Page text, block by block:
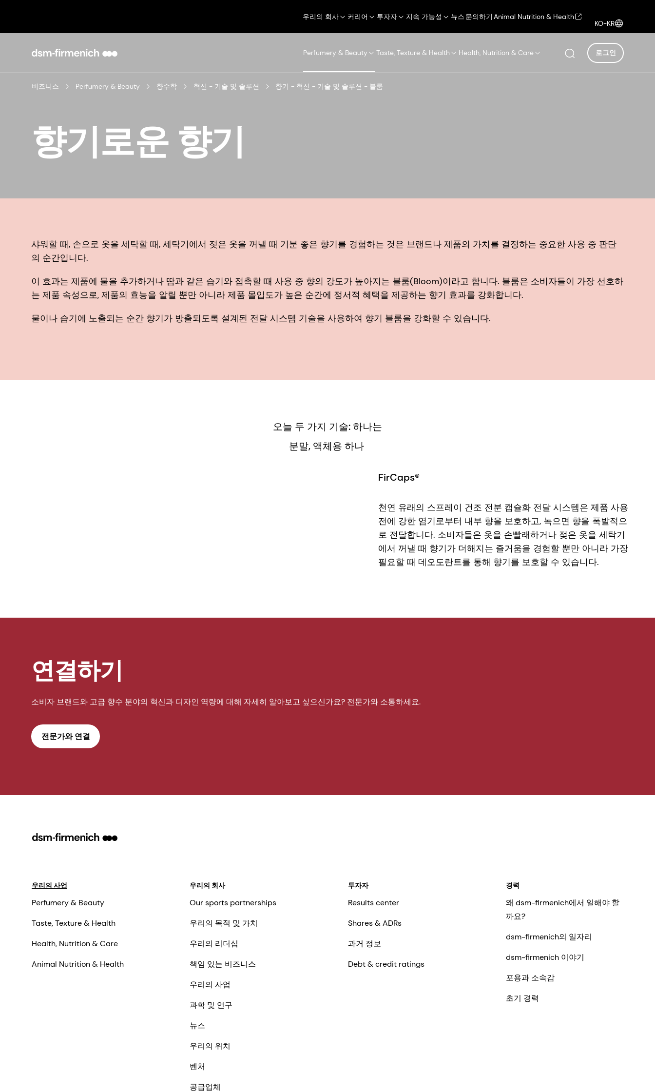
우리의 회사 커리어 투자자 지속 가능성 뉴스 문의하기 Animal Nutrition & Health
KO-KR
Perfumery & Beauty Taste, Texture & Health Health, Nutrition & Care 로그인
비즈니스 Perfumery & Beauty 향수학 혁신 - 기술 및 솔루션 향기 - 혁신 - 기술 및 솔루션 - 블룸
향기로운 향기
샤워할 때, 손으로 옷을 세탁할 때, 세탁기에서 젖은 옷을 꺼낼 때 기분 좋은 향기를 경험하는 것은 브랜드나 제품의 가치를 결정하는 중요한 사용 중 판단
의 순간입니다.
이 효과는 제품에 물을 추가하거나 땀과 같은 습기와 접촉할 때 사용 중 향의 강도가 높아지는 블룸(Bloom)이라고 합니다. 블룸은 소비자들이 가장 선호하
는 제품 속성으로, 제품의 효능을 알릴 뿐만 아니라 제품 몰입도가 높은 순간에 정서적 혜택을 제공하는 향기 효과를 강화합니다.
물이나 습기에 노출되는 순간 향기가 방출되도록 설계된 전달 시스템 기술을 사용하여 향기 블룸을 강화할 수 있습니다.
오늘 두 가지 기술: 하나는
분말, 액체용 하나
FirCaps®
천연 유래의 스프레이 건조 전분 캡슐화 전달 시스템은 제품 사용
전에 강한 염기로부터 내부 향을 보호하고, 녹으면 향을 폭발적으
로 전달합니다. 소비자들은 옷을 손빨래하거나 젖은 옷을 세탁기
에서 꺼낼 때 향기가 더해지는 즐거움을 경험할 뿐만 아니라 가장
필요할 때 데오도란트를 통해 향기를 보호할 수 있습니다.
연결하기
소비자 브랜드와 고급 향수 분야의 혁신과 디자인 역량에 대해 자세히 알아보고 싶으신가요? 전문가와 소통하세요.
전문가와 연결
우리의 사업
Perfumery & Beauty
Taste, Texture & Health
Health, Nutrition & Care
Animal Nutrition & Health
우리의 회사
Our sports partnerships
우리의 목적 및 가치
우리의 리더십
책임 있는 비즈니스
우리의 사업
과학 및 연구
뉴스
우리의 위치
벤처
공급업체
투자자
Results center
Shares & ADRs
과거 정보
Debt & credit ratings
경력
왜 dsm-firmenich에서 일해야 할
까요?
dsm-firmenich의 일자리
dsm-firmenich 이야기
포용과 소속감
초기 경력